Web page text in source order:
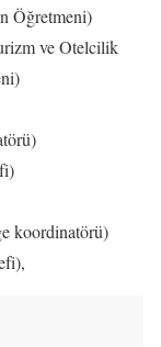
Öğretmeni)
ve Otelcilik
koordinatörü)